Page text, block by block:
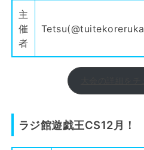
主
催
者
Tetsu(@tuitekoreruka
ラジ館遊戯王CS12月！